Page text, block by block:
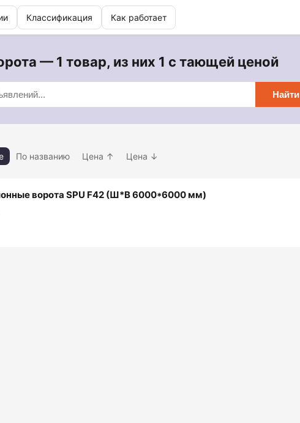
Классификация Как работает
— 1 товар, из них 1 с тающей ценой
Найти
По названию Цена ↑ Цена ↓
ворота SPU F42 (Ш*В 6000*6000 мм)